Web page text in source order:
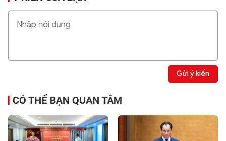
Gửi ý kiến
CÓ THỂ BẠN QUAN TÂM